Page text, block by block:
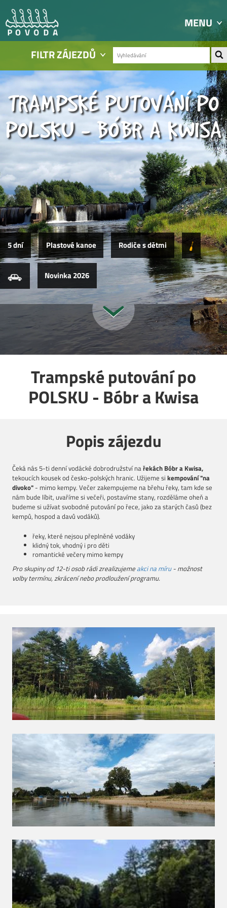
MENU
FILTR ZÁJEZDŮ
TRAMPSKÉ PUTOVÁNÍ PO
POLSKU - BÓBR A KWISA
5 dní Plastové kanoe Rodiče s dětmi
Novinka 2026
Trampské putování po
POLSKU - Bóbr a Kwisa
Popis zájezdu
Čeká nás 5-ti denní vodácké dobrodružství nařekách Bóbr a Kwisa,
tekoucích kousek od česko-polských hranic. Užijeme si kempování "na
divoko"- mimo kempy. Večer zakempujeme na břehu řeky, tam kde se
nám bude líbit, uvaříme si večeři, postavíme stany, rozděláme oheň a
budeme si užívat svobodné putování po řece, jako za starých časů (bez
kempů, hospod a davů vodáků).
řeky, které nejsou přeplněné vodáky
klidný tok, vhodný i pro děti
romantické večery mimo kempy
Pro skupiny od 12-ti osob rádi zrealizujeme akci na míru- možnost
volby termínu, zkrácení nebo prodloužení programu.